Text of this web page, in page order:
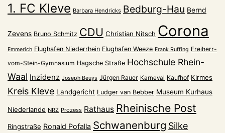
1. FC Kleve Barbara Hendricks Bedburg-Hau Bernd
Zevens Bruno Schmitz CDU Christian Nitsch Corona
Emmerich Flughafen Niederrhein Flughafen Weeze Frank Ruffing Freiherr-
vom-Stein-Gymnasium Hagsche Straße Hochschule Rhein-
Waal Inzidenz Joseph Beuys Jürgen Rauer Karneval Kaufhof Kirmes
Kreis Kleve Landgericht Ludger van Bebber Museum Kurhaus
Niederlande NRZ Prozess Rathaus Rheinische Post
Ringstraße Ronald Pofalla Schwanenburg Silke